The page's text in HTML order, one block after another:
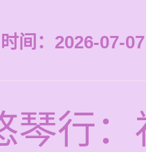
时间：2026-07-
琴行